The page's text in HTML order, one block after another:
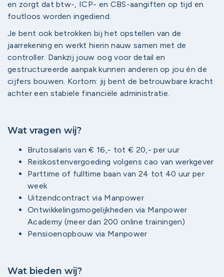
en zorgt dat btw-, ICP- en CBS-aangiften op tijd en
foutloos worden ingediend.
Je bent ook betrokken bij het opstellen van de
jaarrekening en werkt hierin nauw samen met de
controller. Dankzij jouw oog voor detail en
gestructureerde aanpak kunnen anderen op jou én de
cijfers bouwen. Kortom: jij bent de betrouwbare kracht
achter een stabiele financiële administratie.
Wat vragen wij?
Brutosalaris van € 16,- tot € 20,- per uur
Reiskostenvergoeding volgens cao van werkgever
Parttime of fulltime baan van 24 tot 40 uur per
week
Uitzendcontract via Manpower
Ontwikkelingsmogelijkheden via Manpower
Academy (meer dan 200 online trainingen)
Pensioenopbouw via Manpower
Wat bieden wij?